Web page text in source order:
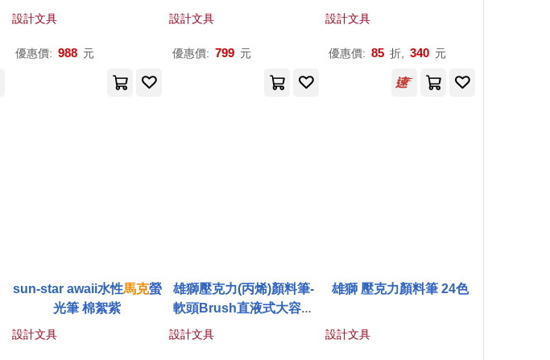
設計文具
優惠價: 988 元
設計文具
優惠價: 799 元
設計文具
優惠價: 85 折, 340 元
sun-star awaii水性馬克螢
光筆 棉絮紫
設計文具
雄獅壓克力(丙烯)顏料筆-
軟頭Brush直液式大容量
設計文具
雄獅 壓克力顏料筆 24色
設計文具